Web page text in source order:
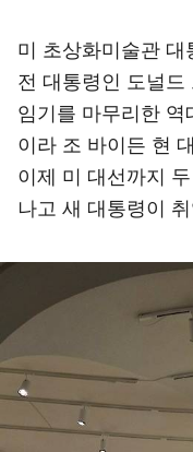
미 초상화미술관 대
전 대통령인 도널
임기를 마무리한 역
이라 조 바이든 현
이제 미 대선까지
나고 새 대통령이